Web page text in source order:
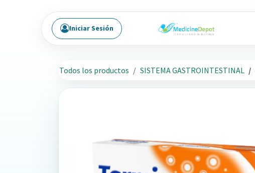
Iniciar Sesión
Todos los productos SISTEMA GASTROINTESTINAL